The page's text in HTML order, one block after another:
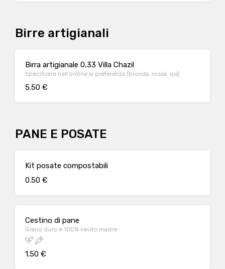
Birre artigianali
Birra artigianale 0,33 Villa Chazil
Specificare nell'ordine la preferenza (bionda, rossa, ipa)
5.50 €
PANE E POSATE
Kit posate compostabili
0.50 €
Cestino di pane
Grano duro e 100% lievito madre
1.50 €